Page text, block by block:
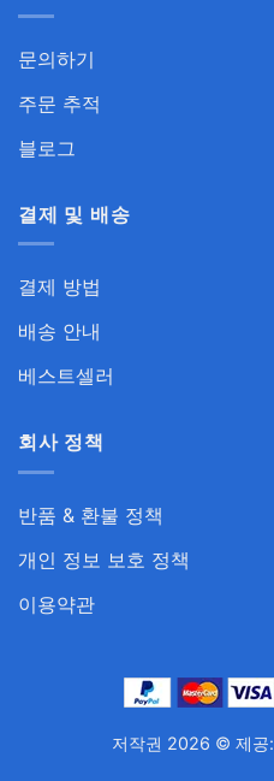
문의하기
주문 추적
블로그
결제 및 배송
결제 방법
배송 안내
베스트셀러
회사 정책
반품 & 환불 정책
개인 정보 보호 정책
이용약관
저작권 2026 © 제공: